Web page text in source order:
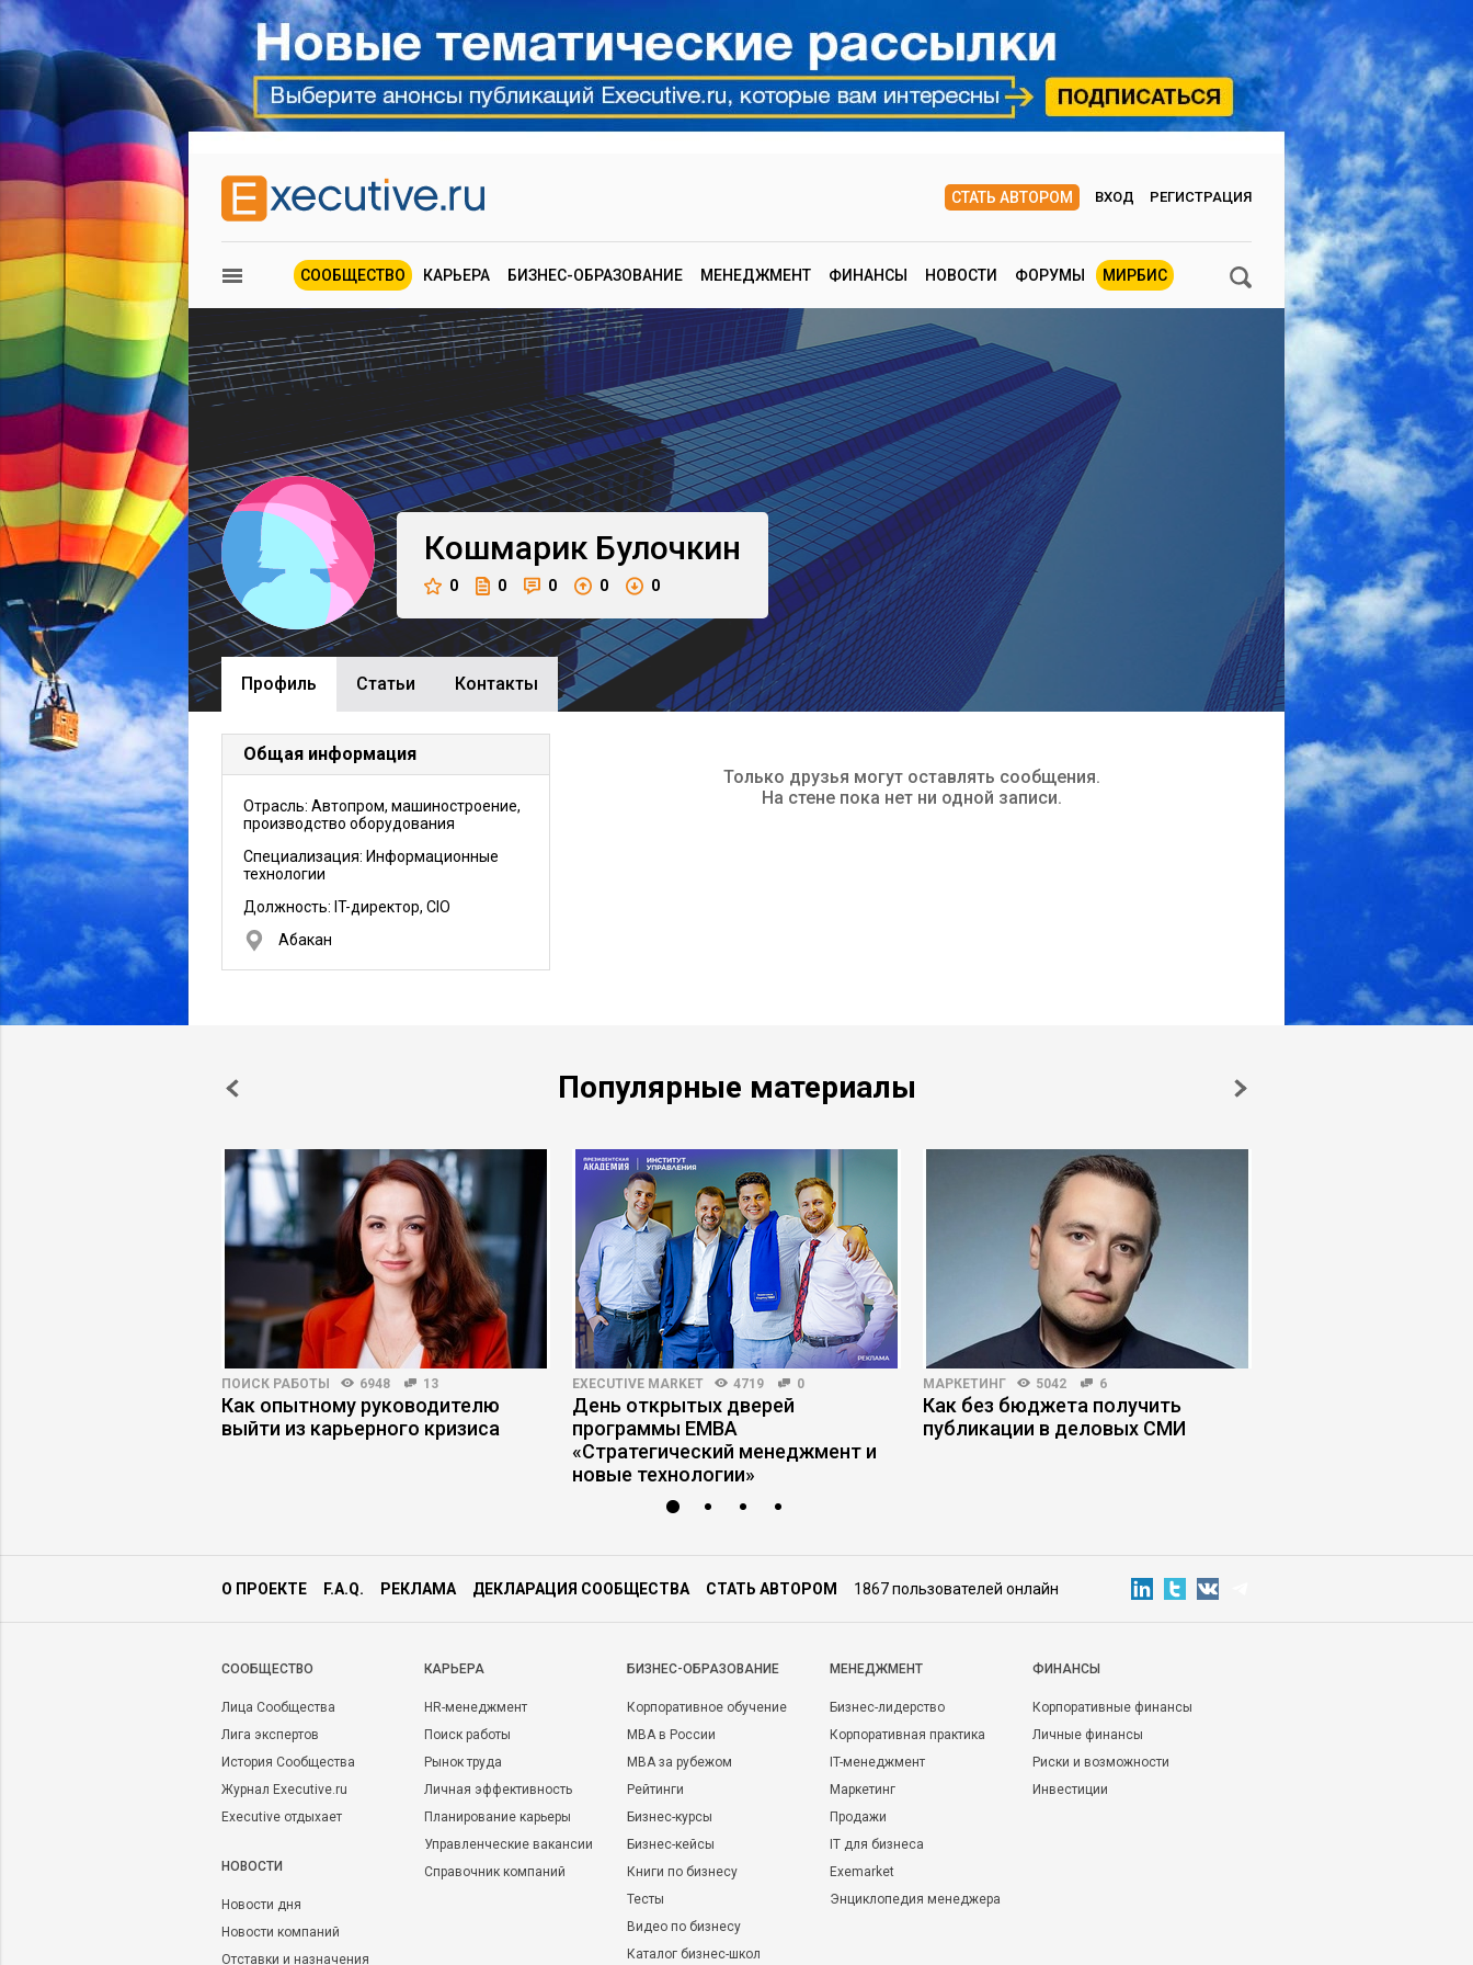
СТАТЬ АВТОРОМ ВХОД РЕГИСТРАЦИЯ
СООБЩЕСТВО КАРЬЕРА БИЗНЕС-ОБРАЗОВАНИЕ МЕНЕДЖМЕНТ ФИНАНСЫ НОВОСТИ ФОРУМЫ МИРБИС
Кошмарик Булочкин
0 0 0 0 0
Профиль Cтатьи Контакты
Общая информация
Отрасль: Автопром, машиностроение,
производство оборудования
Специализация: Информационные
технологии
Должность: IT-директор, CIO
Абакан
Только друзья могут оставлять сообщения.
На стене пока нет ни одной записи.
Популярные материалы
ПОИСК РАБОТЫ 6948 13
Как опытному руководителю
выйти из карьерного кризиса
EXECUTIVE MARKET 4719 0
День открытых дверей
программы ЕМВА
«Стратегический менеджмент и
новые технологии»
МАРКЕТИНГ 5042 6
Как без бюджета получить
публикации в деловых СМИ
О ПРОЕКТЕ F.A.Q. РЕКЛАМА ДЕКЛАРАЦИЯ СООБЩЕСТВА СТАТЬ АВТОРОМ 1867 пользователей онлайн
CООБЩЕСТВО
Лица Сообщества
Лига экспертов
История Сообщества
Журнал Executive.ru
Executive отдыхает
НОВОСТИ
Новости дня
Новости компаний
Отставки и назначения
КАРЬЕРА
HR-менеджмент
Поиск работы
Рынок труда
Личная эффективность
Планирование карьеры
Управленческие вакансии
Справочник компаний
БИЗНЕС-ОБРАЗОВАНИЕ
Корпоративное обучение
MBA в России
MBA за рубежом
Рейтинги
Бизнес-курсы
Бизнес-кейсы
Книги по бизнесу
Тесты
Видео по бизнесу
Каталог бизнес-школ
МЕНЕДЖМЕНТ
Бизнес-лидерство
Корпоративная практика
IT-менеджмент
Маркетинг
Продажи
IT для бизнеса
Exemarket
Энциклопедия менеджера
ФИНАНСЫ
Корпоративные финансы
Личные финансы
Риски и возможности
Инвестиции